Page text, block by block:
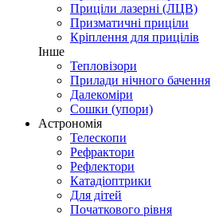
Приціли лазерні (ЛЦВ)
Призматичні приціли
Кріплення для прицілів
Інше
Тепловізори
Прилади нічного бачення
Далекоміри
Сошки (упори)
Астрономія
Телескопи
Рефрактори
Рефлектори
Катадіоптрики
Для дітей
Початкового рівня